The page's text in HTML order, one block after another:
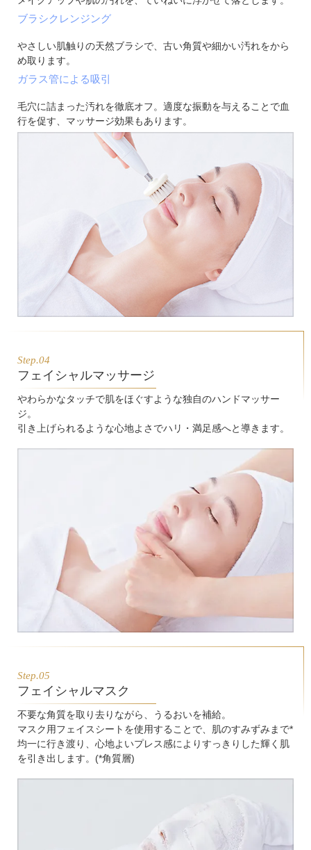
ブラシクレンジング
やさしい肌触りの天然ブラシで、古い角質や細かい汚れをから
め取ります。
ガラス管による吸引
毛穴に詰まった汚れを徹底オフ。適度な振動を与えることで血
行を促す、マッサージ効果もあります。
Step.04
フェイシャルマッサージ
やわらかなタッチで肌をほぐすような独自のハンドマッサー
ジ。
引き上げられるような心地よさでハリ・満足感へと導きます。
Step.05
フェイシャルマスク
不要な角質を取り去りながら、うるおいを補給。
マスク用フェイスシートを使用することで、肌のすみずみまで*
均一に行き渡り、心地よいプレス感によりすっきりした輝く肌
を引き出します。(*角質層)